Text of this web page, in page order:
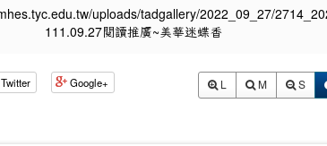
Twitter Google+ M S